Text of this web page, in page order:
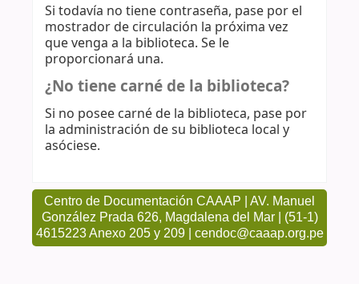
Si todavía no tiene contraseña, pase por el
mostrador de circulación la próxima vez
que venga a la biblioteca. Se le
proporcionará una.
¿No tiene carné de la biblioteca?
Si no posee carné de la biblioteca, pase por
la administración de su biblioteca local y
asóciese.
Centro de Documentación CAAAP | AV. Manuel
González Prada 626, Magdalena del Mar | (51-1)
4615223 Anexo 205 y 209 | cendoc@caaap.org.pe